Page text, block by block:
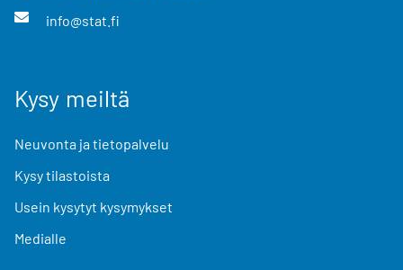
info@stat.fi
Kysy meiltä
Neuvonta ja tietopalvelu
Kysy tilastoista
Usein kysytyt kysymykset
Medialle